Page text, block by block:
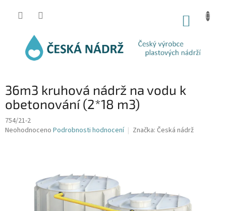
36m3 kruhová nádrž na vodu k
obetonování (2*18 m3)
754/21-2
Průměrné
Neohodnoceno Podrobnosti hodnocení Značka: Česká nádrž